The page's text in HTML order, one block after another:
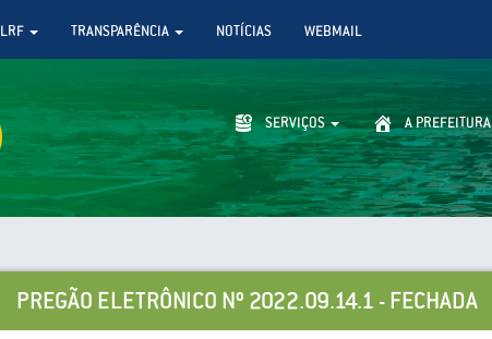
LRF TRANSPARÊNCIA NOTÍCIAS WEBMAIL
SERVIÇOS A PREFEITURA
PREGÃO ELETRÔNICO Nº 2022.09.14.1 - FECHADA